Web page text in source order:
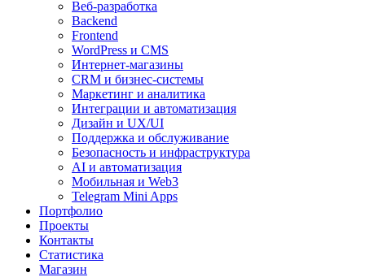
Веб-разработка
Backend
Frontend
WordPress и CMS
Интернет-магазины
CRM и бизнес-системы
Маркетинг и аналитика
Интеграции и автоматизация
Дизайн и UX/UI
Поддержка и обслуживание
Безопасность и инфраструктура
AI и автоматизация
Мобильная и Web3
Telegram Mini Apps
Портфолио
Проекты
Контакты
Статистика
Магазин